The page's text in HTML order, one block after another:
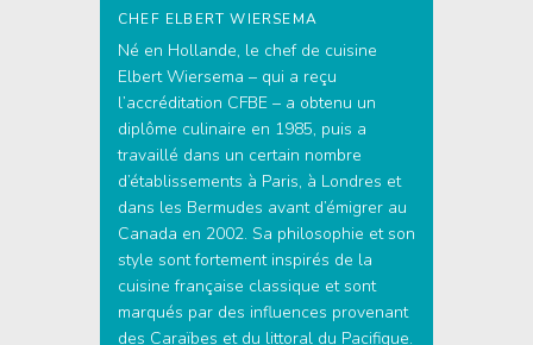
CHEF ELBERT WIERSEMA
Né en Hollande, le chef de cuisine
Elbert Wiersema – qui a reçu
l’accréditation CFBE – a obtenu un
diplôme culinaire en 1985, puis a
travaillé dans un certain nombre
d’établissements à Paris, à Londres et
dans les Bermudes avant d’émigrer au
Canada en 2002. Sa philosophie et son
style sont fortement inspirés de la
cuisine française classique et sont
marqués par des influences provenant
des Caraïbes et du littoral du Pacifique.